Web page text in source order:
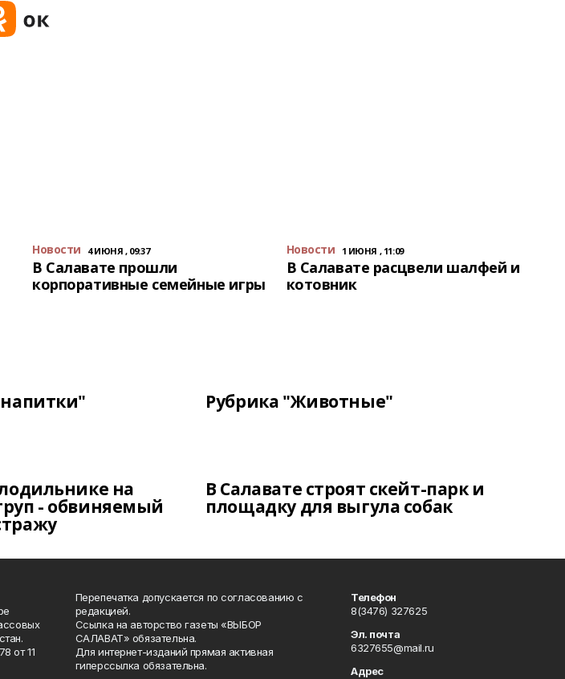
Новости 4 ИЮНЯ , 09:37
В Салавате прошли
корпоративные семейные игры
Новости 1 ИЮНЯ , 11:09
В Салавате расцвели шалфей и
котовник
Рубрика "Животные"
на
- обвиняемый
В Салавате строят скейт-парк и
площадку для выгула собак
от 11
Перепечатка допускается по согласованию с
редакцией.
Ссылка на авторство газеты «ВЫБОР
САЛАВАТ» обязательна.
Для интернет-изданий прямая активная
гиперссылка обязательна.
Телефон
8(3476) 327625
Эл. почта
6327655@mail.ru
Адрес